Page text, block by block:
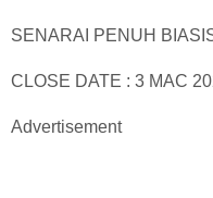
SENARAI PENUH
CLOSE DATE : 3 MAC
Advertisement